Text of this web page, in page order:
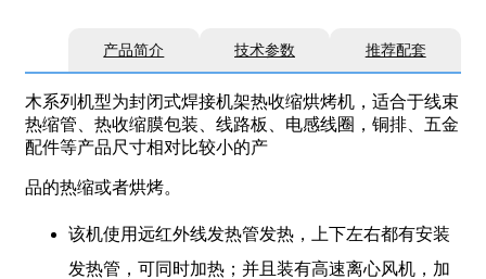
产品简介 技术参数 推荐配套
木系列机型为封闭式焊接机架热收缩烘烤机，适合于线束
热缩管、热收缩膜包装、线路板、电感线圈，铜排、五金
配件等产品尺寸相对比较小的产
品的热缩或者烘烤。
该机使用远红外线发热管发热，上下左右都有安装
发热管，可同时加热；并且装有高速离心风机，加